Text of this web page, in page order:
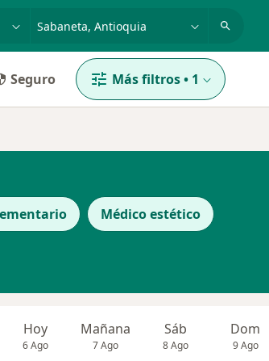
Seguro Más filtros• 1
Médico estético
Hoy
6 Ago
Mañana
7 Ago
Sáb
8 Ago
Dom
9 Ago